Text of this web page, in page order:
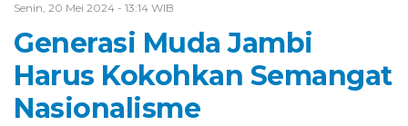
Senin, 20 Mei 2024 - 13:14 WIB
Generasi Muda Jambi
Harus Kokohkan Semangat
Nasionalisme